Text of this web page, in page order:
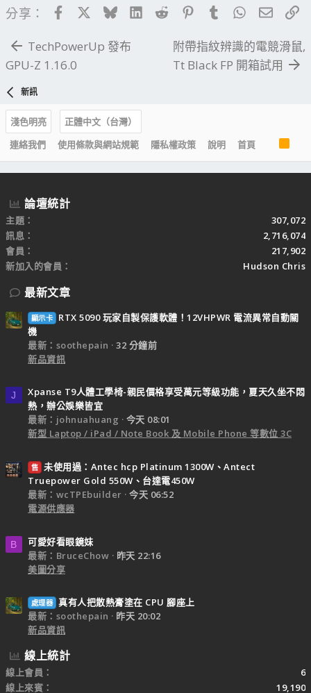
分享： FacebookBlueskyLinkedIn
Reddit PinterestTumblrWhatsApp
電子
TechPowerUp 發布
GPU-Z 1.16.0
附帶指紋辨識的電競滑鼠,
Tt Black FP 開箱試用
新訊
淺色明亮
正體中文（台灣）
連絡我們
使用條款與網站規範 隱私權政策 說明 首頁
S
論壇統計
主題
307,072
訊息
2,716,074
會員
217,902
新加入的會員
Hudson Chris
最新文章
顯示卡
RTX 5090 玩家自製保護軟體！12VHPWR 電流異常自動關
機
最新：soothepain
32 分鐘前
新品資訊
J
Xpanse T9人體工學椅-親民價格享受萬元等級功能，夏天久坐不悶
熱，辦公娛樂皆宜
最新：johnuahuang
今天 08:01
新型 Laptop / iPad / Note Book 及 Mobile Phone 等數位 3C
售 未使用過：Antec hcp Platinum 1300W、Antect
Truepower Gold 550W、台達電450W
最新：wcTPEbuilder
今天 06:52
電源供應器
B
可愛好看眼鏡妹
最新：BruceChow
昨天 22:16
美圖分享
處理器 真有人把散熱膏塗在 CPU 腳座上
最新：soothepain
昨天 20:02
新品資訊
線上統計
線上會員
6
線上來賓
19,190